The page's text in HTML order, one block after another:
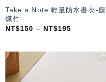
Take a Note 輕量防水書衣-藤
煤竹
NT$150 – NT$195